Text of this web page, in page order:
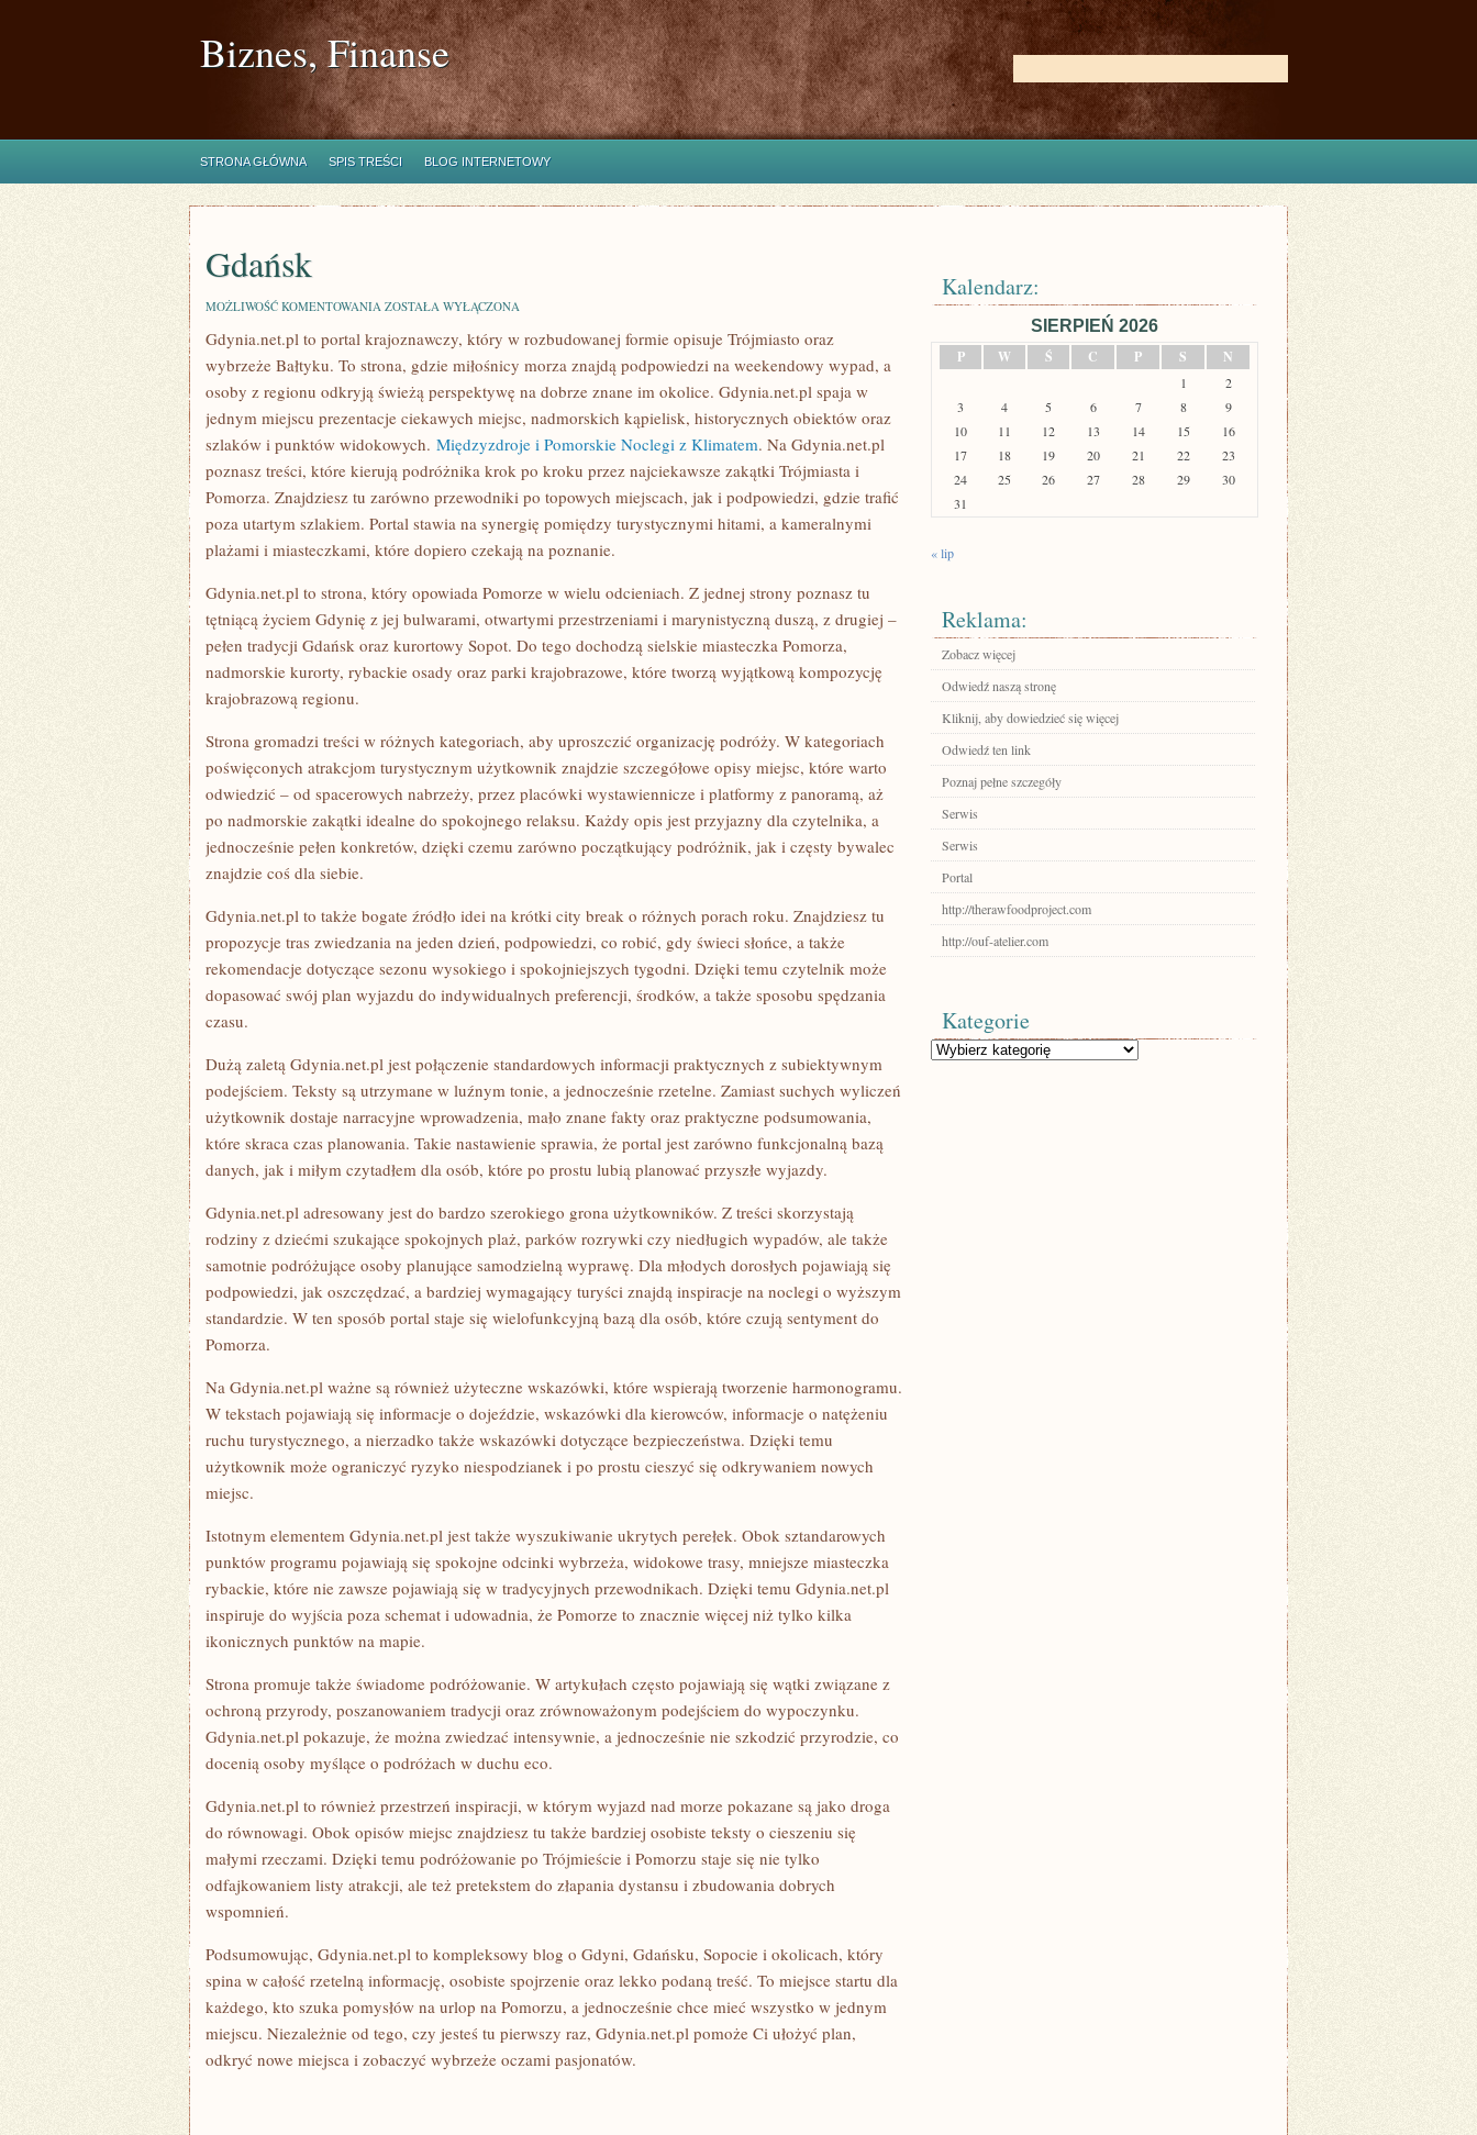
Biznes, Finanse
STRONA GŁÓWNA SPIS TREŚCI BLOG INTERNETOWY
Gdańsk
MOŻLIWOŚĆ KOMENTOWANIA GDAŃSK
ZOSTAŁA WYŁĄCZONA
Gdynia.net.pl to portal krajoznawczy, który w rozbudowanej formie opisuje Trójmiasto oraz
wybrzeże Bałtyku. To strona, gdzie miłośnicy morza znajdą podpowiedzi na weekendowy wypad, a
osoby z regionu odkryją świeżą perspektywę na dobrze znane im okolice. Gdynia.net.pl spaja w
jednym miejscu prezentacje ciekawych miejsc, nadmorskich kąpielisk, historycznych obiektów oraz
szlaków i punktów widokowych. Międzyzdroje i Pomorskie Noclegi z Klimatem. Na Gdynia.net.pl
poznasz treści, które kierują podróżnika krok po kroku przez najciekawsze zakątki Trójmiasta i
Pomorza. Znajdziesz tu zarówno przewodniki po topowych miejscach, jak i podpowiedzi, gdzie trafić
poza utartym szlakiem. Portal stawia na synergię pomiędzy turystycznymi hitami, a kameralnymi
plażami i miasteczkami, które dopiero czekają na poznanie.
Gdynia.net.pl to strona, który opowiada Pomorze w wielu odcieniach. Z jednej strony poznasz tu
tętniącą życiem Gdynię z jej bulwarami, otwartymi przestrzeniami i marynistyczną duszą, z drugiej –
pełen tradycji Gdańsk oraz kurortowy Sopot. Do tego dochodzą sielskie miasteczka Pomorza,
nadmorskie kurorty, rybackie osady oraz parki krajobrazowe, które tworzą wyjątkową kompozycję
krajobrazową regionu.
Strona gromadzi treści w różnych kategoriach, aby uproszczić organizację podróży. W kategoriach
poświęconych atrakcjom turystycznym użytkownik znajdzie szczegółowe opisy miejsc, które warto
odwiedzić – od spacerowych nabrzeży, przez placówki wystawiennicze i platformy z panoramą, aż
po nadmorskie zakątki idealne do spokojnego relaksu. Każdy opis jest przyjazny dla czytelnika, a
jednocześnie pełen konkretów, dzięki czemu zarówno początkujący podróżnik, jak i częsty bywalec
znajdzie coś dla siebie.
Gdynia.net.pl to także bogate źródło idei na krótki city break o różnych porach roku. Znajdziesz tu
propozycje tras zwiedzania na jeden dzień, podpowiedzi, co robić, gdy świeci słońce, a także
rekomendacje dotyczące sezonu wysokiego i spokojniejszych tygodni. Dzięki temu czytelnik może
dopasować swój plan wyjazdu do indywidualnych preferencji, środków, a także sposobu spędzania
czasu.
Dużą zaletą Gdynia.net.pl jest połączenie standardowych informacji praktycznych z subiektywnym
podejściem. Teksty są utrzymane w luźnym tonie, a jednocześnie rzetelne. Zamiast suchych wyliczeń
użytkownik dostaje narracyjne wprowadzenia, mało znane fakty oraz praktyczne podsumowania,
które skraca czas planowania. Takie nastawienie sprawia, że portal jest zarówno funkcjonalną bazą
danych, jak i miłym czytadłem dla osób, które po prostu lubią planować przyszłe wyjazdy.
Gdynia.net.pl adresowany jest do bardzo szerokiego grona użytkowników. Z treści skorzystają
rodziny z dziećmi szukające spokojnych plaż, parków rozrywki czy niedługich wypadów, ale także
samotnie podróżujące osoby planujące samodzielną wyprawę. Dla młodych dorosłych pojawiają się
podpowiedzi, jak oszczędzać, a bardziej wymagający turyści znajdą inspiracje na noclegi o wyższym
standardzie. W ten sposób portal staje się wielofunkcyjną bazą dla osób, które czują sentyment do
Pomorza.
Na Gdynia.net.pl ważne są również użyteczne wskazówki, które wspierają tworzenie harmonogramu.
W tekstach pojawiają się informacje o dojeździe, wskazówki dla kierowców, informacje o natężeniu
ruchu turystycznego, a nierzadko także wskazówki dotyczące bezpieczeństwa. Dzięki temu
użytkownik może ograniczyć ryzyko niespodzianek i po prostu cieszyć się odkrywaniem nowych
miejsc.
Istotnym elementem Gdynia.net.pl jest także wyszukiwanie ukrytych perełek. Obok sztandarowych
punktów programu pojawiają się spokojne odcinki wybrzeża, widokowe trasy, mniejsze miasteczka
rybackie, które nie zawsze pojawiają się w tradycyjnych przewodnikach. Dzięki temu Gdynia.net.pl
inspiruje do wyjścia poza schemat i udowadnia, że Pomorze to znacznie więcej niż tylko kilka
ikonicznych punktów na mapie.
Strona promuje także świadome podróżowanie. W artykułach często pojawiają się wątki związane z
ochroną przyrody, poszanowaniem tradycji oraz zrównoważonym podejściem do wypoczynku.
Gdynia.net.pl pokazuje, że można zwiedzać intensywnie, a jednocześnie nie szkodzić przyrodzie, co
docenią osoby myślące o podróżach w duchu eco.
Gdynia.net.pl to również przestrzeń inspiracji, w którym wyjazd nad morze pokazane są jako droga
do równowagi. Obok opisów miejsc znajdziesz tu także bardziej osobiste teksty o cieszeniu się
małymi rzeczami. Dzięki temu podróżowanie po Trójmieście i Pomorzu staje się nie tylko
odfajkowaniem listy atrakcji, ale też pretekstem do złapania dystansu i zbudowania dobrych
wspomnień.
Podsumowując, Gdynia.net.pl to kompleksowy blog o Gdyni, Gdańsku, Sopocie i okolicach, który
spina w całość rzetelną informację, osobiste spojrzenie oraz lekko podaną treść. To miejsce startu dla
każdego, kto szuka pomysłów na urlop na Pomorzu, a jednocześnie chce mieć wszystko w jednym
miejscu. Niezależnie od tego, czy jesteś tu pierwszy raz, Gdynia.net.pl pomoże Ci ułożyć plan,
odkryć nowe miejsca i zobaczyć wybrzeże oczami pasjonatów.
Kalendarz:
SIERPIEŃ 2026
P
W Ś C P S N
1
2
3
4 5 6 7 8
9
10
11 12 13 14 15
16
17
18 19 20 21 22
23
24
25 26 27 28 29
30
31
« lip
Reklama:
Zobacz więcej
Odwiedź naszą stronę
Kliknij, aby dowiedzieć się więcej
Odwiedź ten link
Poznaj pełne szczegóły
Serwis
Serwis
Portal
http://therawfoodproject.com
http://ouf-atelier.com
Kategorie
Kategorie